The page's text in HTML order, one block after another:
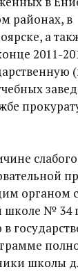
районах, в
а
2011-
органом
школе № 34
школы